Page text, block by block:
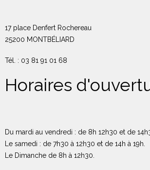
17 place Denfert Rochereau
25200 MONTBÉLIARD
Tél. : 03 81 91 01 68
Horaires
Du mardi au vendredi : de 8h 12h30 et de
Le samedi : de 7h30 à 12h30 et de 14h à 19h.
Le Dimanche de 8h à 12h30.